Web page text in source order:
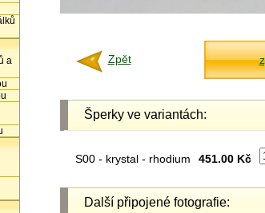
a
Zpět
Šperky ve variantách:
S00 - krystal - rhodium 451.00 Kč
Další připojené fotografie: